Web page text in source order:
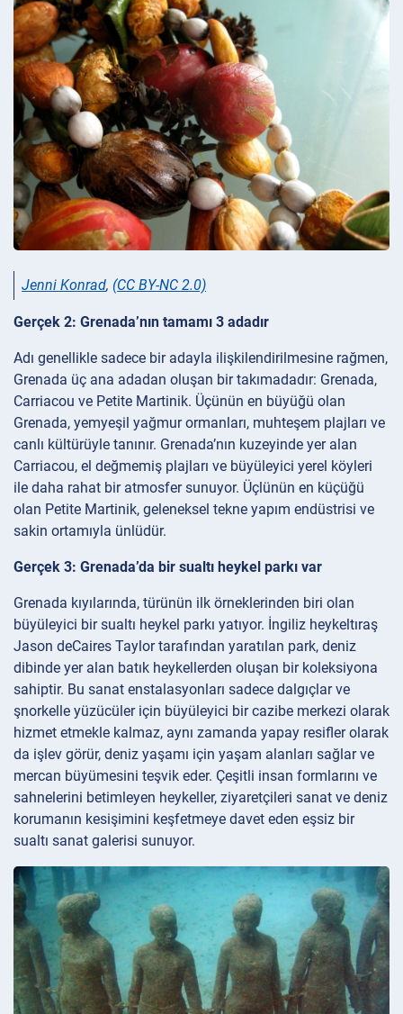
Jenni Konrad, (CC BY-NC 2.0)
Gerçek 2: Grenada’nın tamamı 3 adadır
Adı genellikle sadece bir adayla ilişkilendirilmesine rağmen,
Grenada üç ana adadan oluşan bir takımadadır: Grenada,
Carriacou ve Petite Martinik. Üçünün en büyüğü olan
Grenada, yemyeşil yağmur ormanları, muhteşem plajları ve
canlı kültürüyle tanınır. Grenada’nın kuzeyinde yer alan
Carriacou, el değmemiş plajları ve büyüleyici yerel köyleri
ile daha rahat bir atmosfer sunuyor. Üçlünün en küçüğü
olan Petite Martinik, geleneksel tekne yapım endüstrisi ve
sakin ortamıyla ünlüdür.
Gerçek 3: Grenada’da bir sualtı heykel parkı var
Grenada kıyılarında, türünün ilk örneklerinden biri olan
büyüleyici bir sualtı heykel parkı yatıyor. İngiliz heykeltıraş
Jason deCaires Taylor tarafından yaratılan park, deniz
dibinde yer alan batık heykellerden oluşan bir koleksiyona
sahiptir. Bu sanat enstalasyonları sadece dalgıçlar ve
şnorkelle yüzücüler için büyüleyici bir cazibe merkezi olarak
hizmet etmekle kalmaz, aynı zamanda yapay resifler olarak
da işlev görür, deniz yaşamı için yaşam alanları sağlar ve
mercan büyümesini teşvik eder. Çeşitli insan formlarını ve
sahnelerini betimleyen heykeller, ziyaretçileri sanat ve deniz
korumanın kesişimini keşfetmeye davet eden eşsiz bir
sualtı sanat galerisi sunuyor.